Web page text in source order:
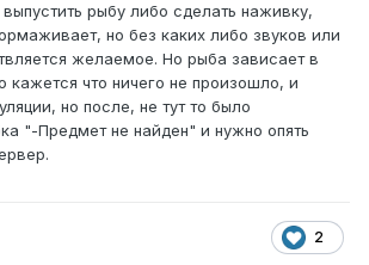
рыбу либо сделать наживку,
но без каких либо звуков или
желаемое. Но рыба зависает в
кажется что ничего не произошло, и
но после, не тут то было
"-Предмет не найден" и нужно опять
2